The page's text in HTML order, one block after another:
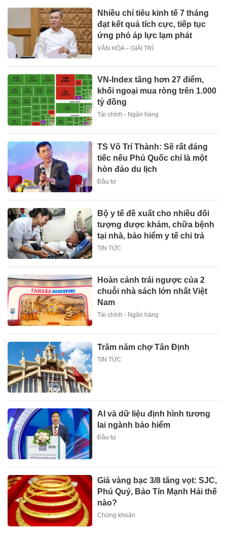
Nhiều chỉ tiêu kinh tế 7 tháng
đạt kết quả tích cực, tiếp tục
ứng phó áp lực lạm phát
VĂN HÓA – GIẢI TRÍ
VN-Index tăng hơn 27 điểm,
khối ngoại mua ròng trên 1.000
tỷ đồng
Tài chính - Ngân hàng
TS Võ Trí Thành: Sẽ rất đáng
tiếc nếu Phú Quốc chỉ là một
hòn đảo du lịch
Đầu tư
Bộ y tế đề xuất cho nhiều đối
tượng được khám, chữa bệnh
tại nhà, bảo hiểm y tế chi trả
TIN TỨC
Hoàn cảnh trái ngược của 2
chuỗi nhà sách lớn nhất Việt
Nam
Tài chính - Ngân hàng
Trăm năm chợ Tân Định
TIN TỨC
AI và dữ liệu định hình tương
lai ngành bảo hiểm
Đầu tư
Giá vàng bạc 3/8 tăng vọt: SJC,
Phú Quý, Bảo Tín Mạnh Hải thế
nào?
Chứng khoán